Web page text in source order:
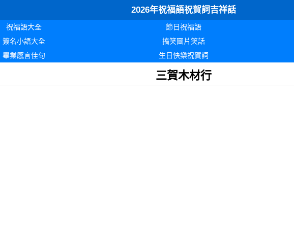
2026年祝福語祝賀詞吉祥話
祝福語大全 節日祝福語
簽名小語大全
搞笑圖片笑話
畢業感言佳句
生日快樂祝賀詞
三賀木材行